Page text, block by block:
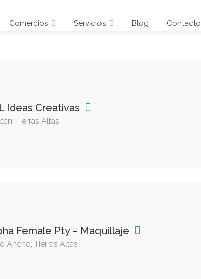
Comercios Servicios Blog Contacto
Ideas Creativas
Tierras Altas
Female Pty – Maquillaje
Ancho, Tierras Altas